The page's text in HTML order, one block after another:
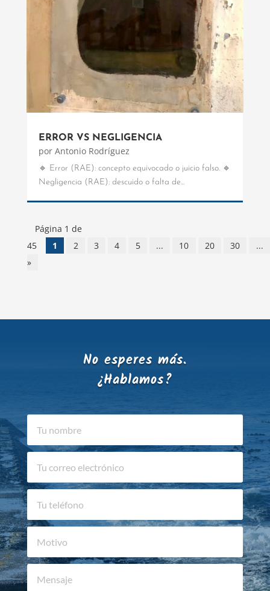
ERROR VS NEGLIGENCIA
por Antonio Rodríguez
🔹 Error (RAE): concepto equivocado o juicio falso. 🔹
Negligencia (RAE): descuido o falta de...
Página 1 de
45
1 2 3 4 5 ... 10 20 30
...
»
No esperes más.
¿Hablamos?